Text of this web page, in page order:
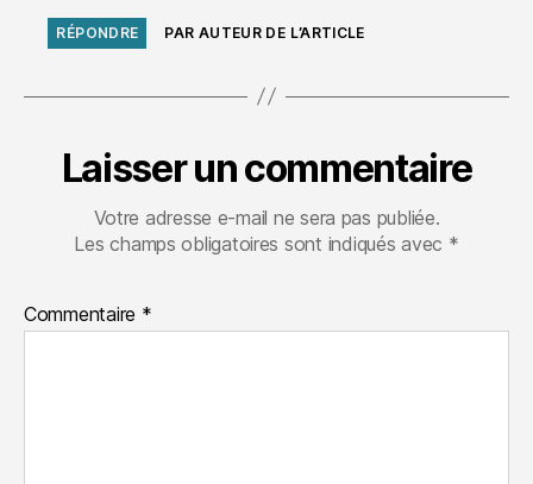
RÉPONDRE PAR AUTEUR DE L’ARTICLE
Laisser un commentaire
Votre adresse e-mail ne sera pas publiée.
Les champs obligatoires sont indiqués avec *
Commentaire *